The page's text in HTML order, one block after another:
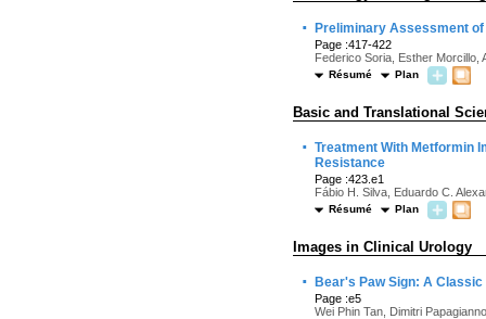
· Preliminary Assessment
Page :417-422
Federico Soria, Esther Morcillo,
Résumé Plan
Basic and Translational
· Treatment With Metformin
Resistance
Page :423.e1
Fábio H. Silva, Eduardo C.
Résumé Plan
Images in Clinical Urology
· Bear's Paw Sign: A
Page :e5
Wei Phin Tan, Dimitri